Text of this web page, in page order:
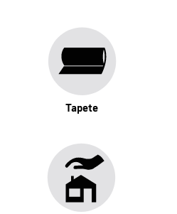
Tapete